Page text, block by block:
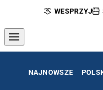
WESPRZYJ
NAJNOWSZE